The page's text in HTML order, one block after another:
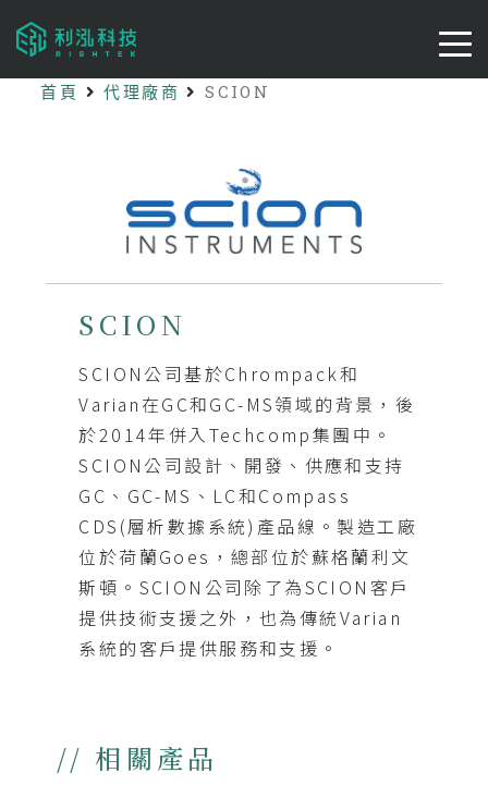
首頁 代理廠商 SCION
SCION
SCION公司基於Chrompack和
Varian在GC和GC-MS領域的背景，後
於2014年併入Techcomp集團中。
SCION公司設計、開發、供應和支持
GC、GC-MS、LC和Compass
CDS(層析數據系統)產品線。製造工廠
位於荷蘭Goes，總部位於蘇格蘭利文
斯頓。SCION公司除了為SCION客戶
提供技術支援之外，也為傳統Varian
系統的客戶提供服務和支援。
// 相關產品